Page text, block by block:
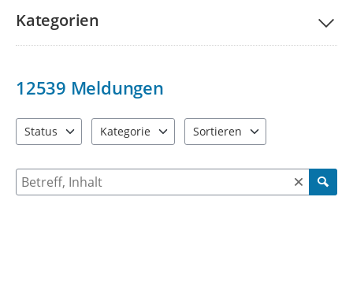
Kategorien
12539 Meldungen
Status
Kategorie
Sortieren
Suche nach Meldungen und Kommentaren